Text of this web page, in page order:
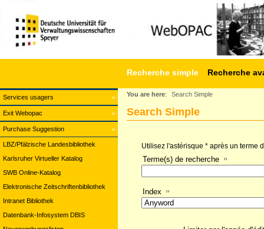
Services usagers
Exit Webopac
Purchase Suggestion
Recherche simple Recherche
LBZ/Pfälzische Landesbibliothek
Karlsruher Virtueller Katalog
SWB Online-Katalog
Elektronische Zeitschriftenbibliothek
Intranet Bibliothek
Datenbank-Infosystem DBIS
You are here: Search Simple
Search Simple
Utilisez l'astérisque * après un terme
Terme(s) de recherche
Index